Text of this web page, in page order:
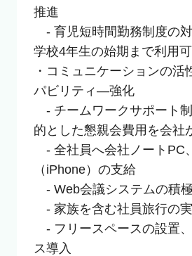
推進
- 育児短時間勤務制度の
学校4年生の始期まで利用可
・コミュニケーションの活
パビリティ―強化
- チームワークサポート
的とした懇親会費用を会社
- 全社員へ会社ノートPC
（iPhone）の支給
- Web会議システムの積
- 家族を含む社員旅行の
- フリースペースの設置
ス導入